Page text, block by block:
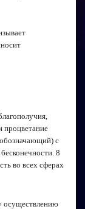
процветание
с
8
во всех сферах
осуществлению